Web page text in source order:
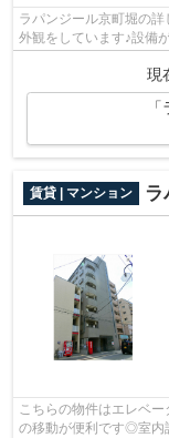
ラパンジール京町堀の
外観をしています♪設備
たにもピッタリ♪歩いて
現
賃貸 | マンション ラ
こちらの物件はエレベ
の移動が便利です◎室内